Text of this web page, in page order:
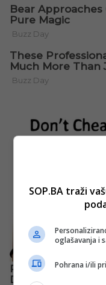
SOP.BA traži
oglašavanja i
Pohrana i/ili